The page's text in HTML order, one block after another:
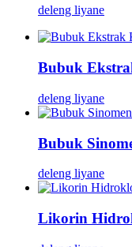
deleng liyane
Bubuk
deleng liyane
Bubuk
deleng liyane
Likorin